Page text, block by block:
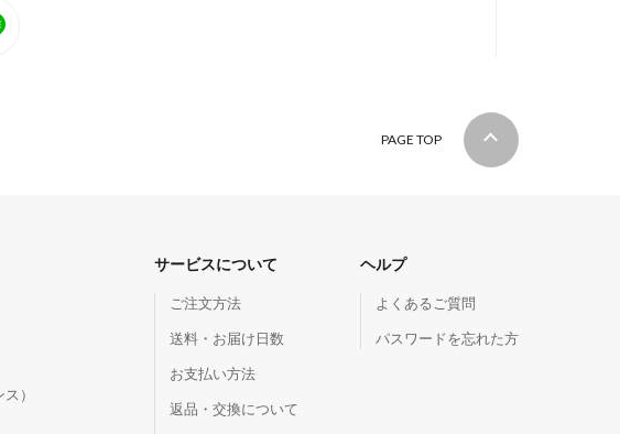
PAGE TOP
）
サービスについて
ご注文方法
送料・お届け日数
お支払い方法
返品・交換について
ヘルプ
よくあるご質問
パスワードを忘れた方